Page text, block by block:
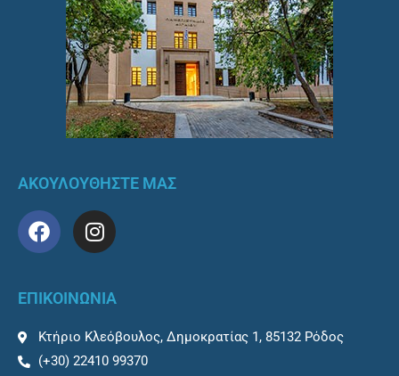
ΑΚΟΥΛΟΥΘΗΣΤΕ ΜΑΣ
F
a
c
b
o
o
k
I
n
s
a
g
r
a
ΕΠΙΚΟΙΝΩΝΙΑ
Κτήριο Κλεόβουλος, Δημοκρατίας 1, 85132 Ρόδος
(+30) 22410 99370